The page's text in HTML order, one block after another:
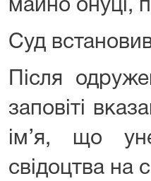
майно онуці,
Суд
Після
заповіті
ім’я, що
свідоцтва на